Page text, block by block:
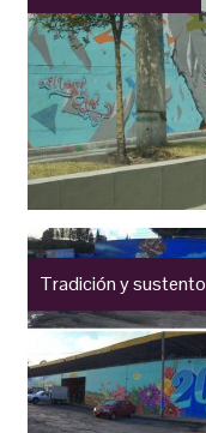
Tradición y sustento